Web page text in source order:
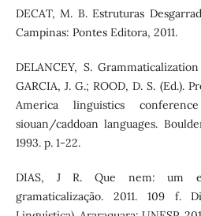
DECAT, M. B. Estruturas
Campinas: Pontes Editora, 2011.
DELANCEY, S.
GARCIA, J. G.; ROOD, D. S. (Ed.).
America linguistics
siouan/caddoan languages.
1993. p. 1-22.
DIAS, J R. Que nem: um
gramaticalização. 2011. 109 f.